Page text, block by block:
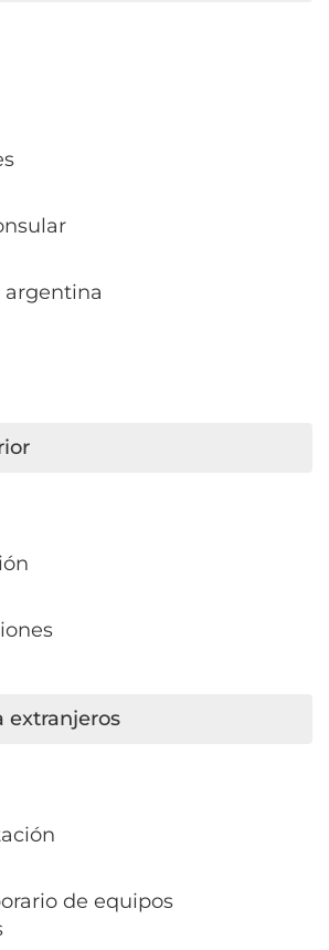
argentina
extranjeros
de equipos